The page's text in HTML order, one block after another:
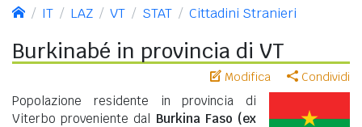
IT LAZ VT STAT Cittadini Stranieri
Burkinabé in provincia di VT
Modifica Condividi
Popolazione residente in provincia di
Viterbo proveniente dal Burkina Faso (ex